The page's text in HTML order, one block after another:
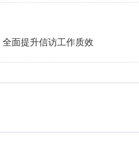
面提升信访工作质效